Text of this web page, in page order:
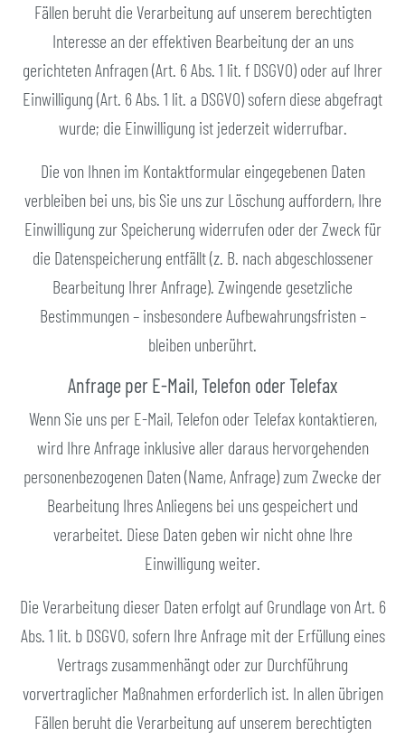
Fällen beruht die Verarbeitung auf unserem berechtigten
Interesse an der effektiven Bearbeitung der an uns
gerichteten Anfragen (Art. 6 Abs. 1 lit. f DSGVO) oder auf Ihrer
Einwilligung (Art. 6 Abs. 1 lit. a DSGVO) sofern diese abgefragt
wurde; die Einwilligung ist jederzeit widerrufbar.
Die von Ihnen im Kontaktformular eingegebenen Daten
verbleiben bei uns, bis Sie uns zur Löschung auffordern, Ihre
Einwilligung zur Speicherung widerrufen oder der Zweck für
die Datenspeicherung entfällt (z. B. nach abgeschlossener
Bearbeitung Ihrer Anfrage). Zwingende gesetzliche
Bestimmungen – insbesondere Aufbewahrungsfristen –
bleiben unberührt.
Anfrage per E-Mail, Telefon oder Telefax
Wenn Sie uns per E-Mail, Telefon oder Telefax kontaktieren,
wird Ihre Anfrage inklusive aller daraus hervorgehenden
personenbezogenen Daten (Name, Anfrage) zum Zwecke der
Bearbeitung Ihres Anliegens bei uns gespeichert und
verarbeitet. Diese Daten geben wir nicht ohne Ihre
Einwilligung weiter.
Die Verarbeitung dieser Daten erfolgt auf Grundlage von Art. 6
Abs. 1 lit. b DSGVO, sofern Ihre Anfrage mit der Erfüllung eines
Vertrags zusammenhängt oder zur Durchführung
vorvertraglicher Maßnahmen erforderlich ist. In allen übrigen
Fällen beruht die Verarbeitung auf unserem berechtigten